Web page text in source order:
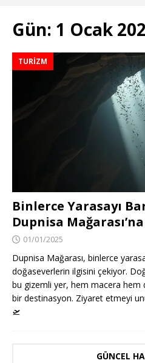
Gün: 1 Ocak
TURIZM
Binlerce Yarasayı
Dupnisa
01/01/2025
Dupnisa Mağarası, binlerce
doğaseverlerin ilgisini çekiyor.
bu gizemli yer, hem macera hem
bir destinasyon. Ziyaret etmeyi
🛫
GÜNCEL